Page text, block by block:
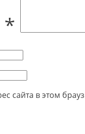
*
сайта в этом